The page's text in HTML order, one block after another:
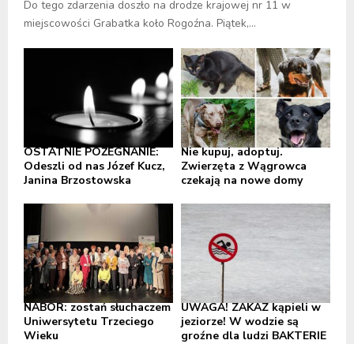
Do tego zdarzenia doszło na drodze krajowej nr 11 w
miejscowości Grabatka koło Rogoźna. Piątek,...
OSTATNIE POŻEGNANIE:
Odeszli od nas Józef Kucz,
Janina Brzostowska
Nie kupuj, adoptuj.
Zwierzęta z Wągrowca
czekają na nowe domy
NABÓR: zostań słuchaczem
Uniwersytetu Trzeciego
Wieku
UWAGA! ZAKAZ kąpieli w
jeziorze! W wodzie są
groźne dla ludzi BAKTERIE